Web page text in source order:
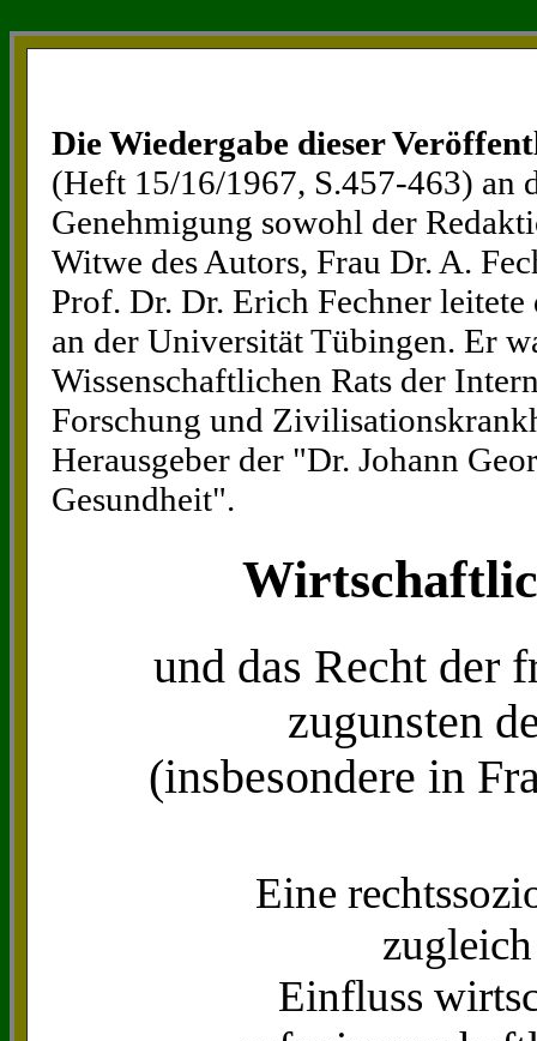
Die Wiedergabe dieser
(Heft 15/16/1967, S.457-463) an
Genehmigung sowohl der
Witwe des Autors, Frau Dr. A.
Prof. Dr. Dr. Erich Fechner
an der Universität Tübingen. Er
Wissenschaftlichen Rats der
Forschung und
Herausgeber der "Dr. Johann
Gesundheit".
und das Recht der
zugunsten
(insbesondere in
Eine
Einfluss